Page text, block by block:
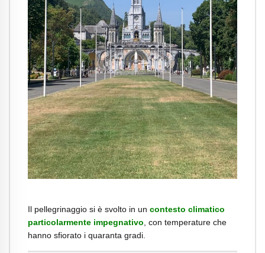
Il pellegrinaggio si è svolto in un contesto climatico
particolarmente impegnativo , con temperature che
hanno sfiorato i quaranta gradi.